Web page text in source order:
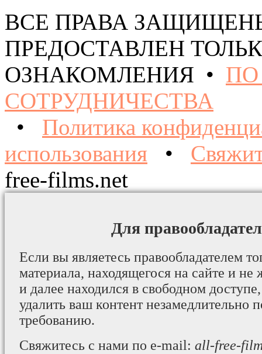
ВСЕ ПРАВА
ПРЕДОСТАВЛЕН
ОЗНАКОМЛЕНИЯ •
СОТРУДНИЧЕСТВА
• Политика
использования •
free-films.net
Для
Если вы являетесь правообладателем
материала, находящегося на сайте и не
и далее находился в свободном
удалить ваш контент незамедлительно
требованию.
Свяжитесь с нами по e-mail: all-free-